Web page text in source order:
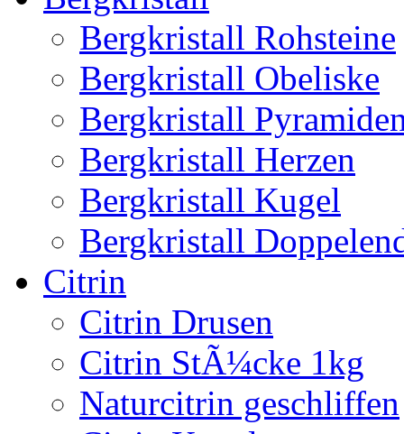
Bergkristall Rohsteine
Bergkristall Obeliske
Bergkristall
Bergkristall Herzen
Bergkristall Kugel
Bergkristall
Citrin
Citrin Drusen
Citrin StÃ¼cke 1kg
Naturcitrin geschliffen